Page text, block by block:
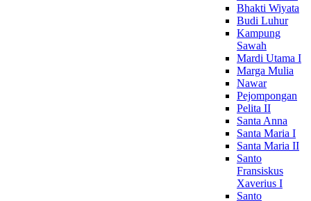
Bhakti Wiyata
Budi Luhur
Kampung
Sawah
Mardi Utama I
Marga Mulia
Nawar
Pejompongan
Pelita II
Santa Anna
Santa Maria I
Santa Maria II
Santo
Fransiskus
Xaverius I
Santo